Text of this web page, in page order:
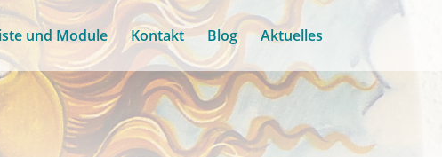
und Module Kontakt Blog Aktuelles